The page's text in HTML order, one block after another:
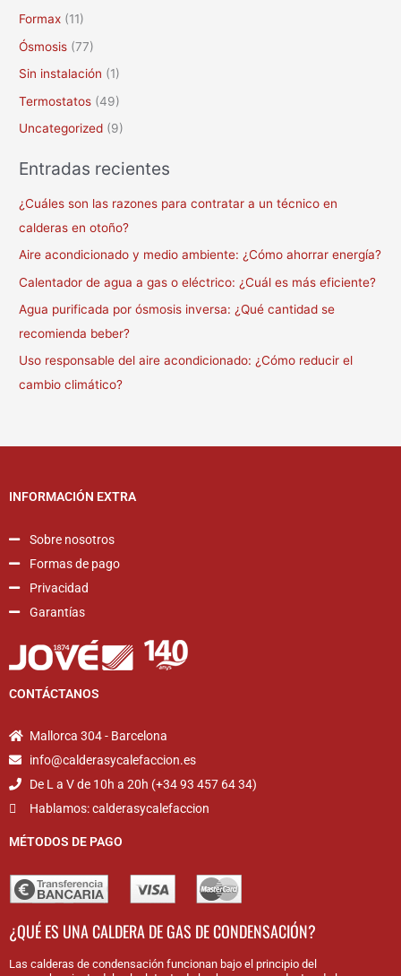
Formax (11)
Ósmosis (77)
Sin instalación (1)
Termostatos (49)
Uncategorized (9)
Entradas recientes
¿Cuáles son las razones para contratar a un técnico en
calderas en otoño?
Aire acondicionado y medio ambiente: ¿Cómo ahorrar energía?
Calentador de agua a gas o eléctrico: ¿Cuál es más eficiente?
Agua purificada por ósmosis inversa: ¿Qué cantidad se
recomienda beber?
Uso responsable del aire acondicionado: ¿Cómo reducir el
cambio climático?
INFORMACIÓN EXTRA
Sobre nosotros
Formas de pago
Privacidad
Garantías
CONTÁCTANOS
Mallorca 304 - Barcelona
info@calderasycalefaccion.es
De L a V de 10h a 20h (+34 93 457 64 34)
Hablamos: calderasycalefaccion
MÉTODOS DE PAGO
¿QUÉ ES UNA CALDERA DE GAS DE CONDENSACIÓN?
Las calderas de condensación funcionan bajo el principio del